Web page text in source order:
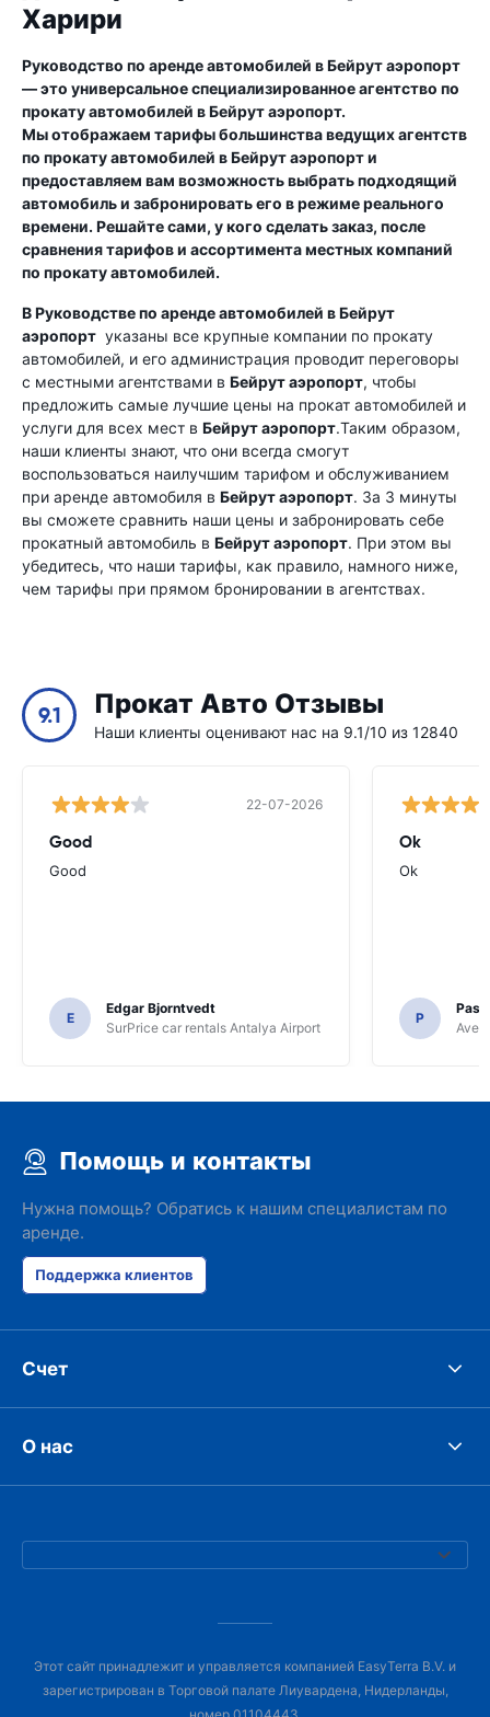
Харири
Руководство по аренде автомобилей вБейрут аэропорт
— это универсальное специализированное агентство по
прокату автомобилей вБейрут аэропорт.
Мы отображаем тарифы большинства ведущих агентств
по прокату автомобилей вБейрут аэропорти
предоставляем вам возможность выбрать подходящий
автомобиль и забронировать его в режиме реального
времени. Решайте сами, у кого сделать заказ, после
сравнения тарифов и ассортимента местных компаний
по прокату автомобилей.
В Руководстве по аренде автомобилей вБейрут
аэропорт указаны все крупные компании по прокату
автомобилей, и его администрация проводит переговоры
с местными агентствами в Бейрут аэропорт, чтобы
предложить самые лучшие цены на прокат автомобилей и
услуги для всех мест в Бейрут аэропорт.Таким образом,
наши клиенты знают, что они всегда смогут
воспользоваться наилучшим тарифом и обслуживанием
при аренде автомобиля в Бейрут аэропорт. За 3 минуты
вы сможете сравнить наши цены и забронировать себе
прокатный автомобиль в Бейрут аэропорт. При этом вы
убедитесь, что наши тарифы, как правило, намного ниже,
чем тарифы при прямом бронировании в агентствах.
9.1 Прокат Авто Отзывы
Наши клиенты оценивают нас на 9.1/10 из 12840
22-07-2026
Good
Good
E
Edgar Bjorntvedt
SurPrice car rentals Antalya Airport
Ok
Ok
P
Avec
Помощь и контакты
Нужна помощь? Обратись к нашим специалистам по
аренде.
Поддержка клиентов
Счет
О нас
Этот сайт принадлежит и управляется компанией EasyTerra B.V. и
зарегистрирован в Торговой палате Лиувардена, Нидерланды,